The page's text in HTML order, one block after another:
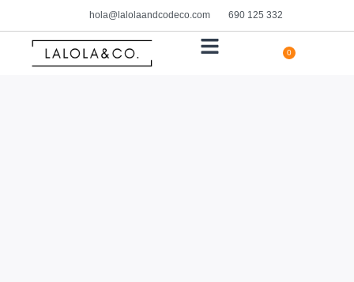
hola@lalolaandcodeco.com 690 125 332
0